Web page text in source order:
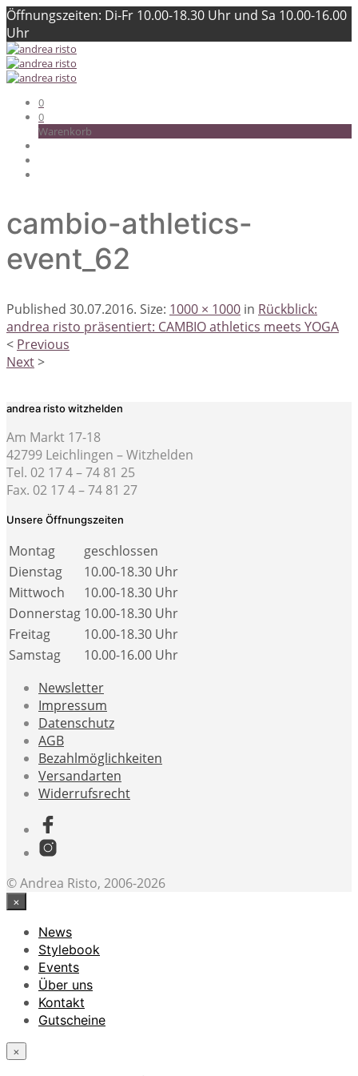
Öffnungszeiten: Di-Fr 10.00-18.30 Uhr und Sa 10.00-16.00
Uhr
0
0
Warenkorb
cambio-athletics-
event_62
Published 30.07.2016. Size: 1000 × 1000 in Rückblick:
andrea risto präsentiert: CAMBIO athletics meets YOGA
< Previous
Next>
andrea risto witzhelden
Am Markt 17-18
42799 Leichlingen – Witzhelden
Tel. 02 17 4 – 74 81 25
Fax. 02 17 4 – 74 81 27
Unsere Öffnungszeiten
Montag
geschlossen
Dienstag
10.00-18.30 Uhr
Mittwoch
10.00-18.30 Uhr
Donnerstag 10.00-18.30 Uhr
Freitag
10.00-18.30 Uhr
Samstag
10.00-16.00 Uhr
Newsletter
Impressum
Datenschutz
AGB
Bezahlmöglichkeiten
Versandarten
Widerrufsrecht
© Andrea Risto, 2006-2026
×
News
Stylebook
Events
Über uns
Kontakt
Gutscheine
×